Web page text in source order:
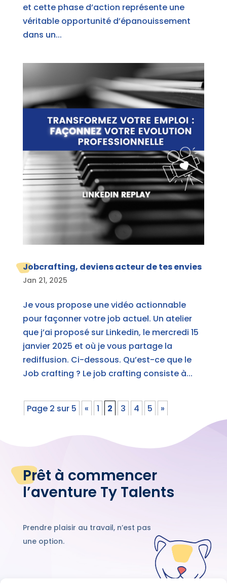
et cette phase d’action représente une
véritable opportunité d’épanouissement
dans un...
Jobcrafting, deviens acteur de tes envies
Jan 21, 2025
Je vous propose une vidéo actionnable
pour façonner votre job actuel. Un atelier
que j’ai proposé sur Linkedin, le mercredi 15
janvier 2025 et où je vous partage la
rediffusion. Ci-dessous. Qu’est-ce que le
Job crafting ? Le job crafting consiste à...
Page 2 sur 5 « 1 2 3 4 5 »
Prêt à commencer
l’aventure Ty Talents
Prendre plaisir au travail, n’est pas
une option.